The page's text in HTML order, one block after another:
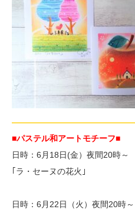
■パステル和アートモチーフ■
日時：6月18日(金）夜間20時～
｢ラ・セーヌの花火｣
日時：6月22日（火）夜間20時～